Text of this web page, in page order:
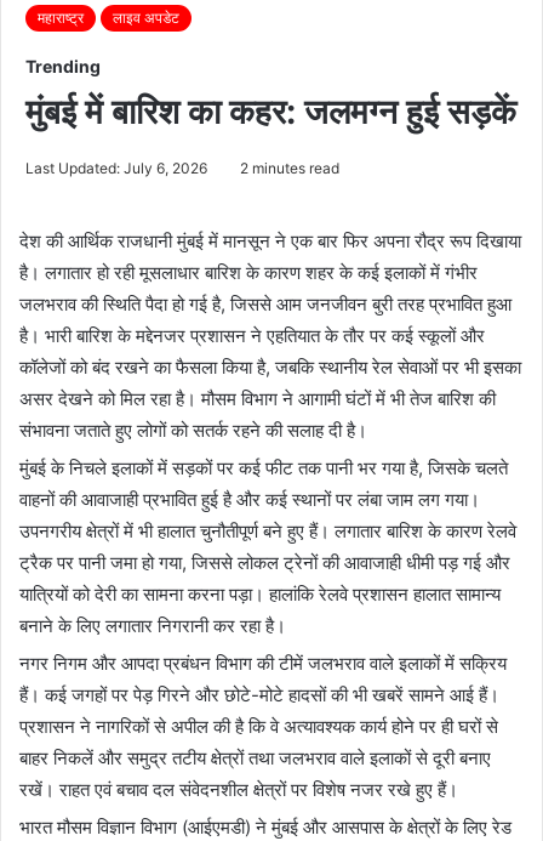
महाराष्ट्र लाइव अपडेट
Trending
मुंबई में बारिश का कहर: जलमग्न हुई सड़कें
Last Updated: July 6, 2026 2 minutes read
देश की आर्थिक राजधानी मुंबई में मानसून ने एक बार फिर अपना रौद्र रूप दिखाया
है। लगातार हो रही मूसलाधार बारिश के कारण शहर के कई इलाकों में गंभीर
जलभराव की स्थिति पैदा हो गई है, जिससे आम जनजीवन बुरी तरह प्रभावित हुआ
है। भारी बारिश के मद्देनजर प्रशासन ने एहतियात के तौर पर कई स्कूलों और
कॉलेजों को बंद रखने का फैसला किया है, जबकि स्थानीय रेल सेवाओं पर भी इसका
असर देखने को मिल रहा है। मौसम विभाग ने आगामी घंटों में भी तेज बारिश की
संभावना जताते हुए लोगों को सतर्क रहने की सलाह दी है।
मुंबई के निचले इलाकों में सड़कों पर कई फीट तक पानी भर गया है, जिसके चलते
वाहनों की आवाजाही प्रभावित हुई है और कई स्थानों पर लंबा जाम लग गया।
उपनगरीय क्षेत्रों में भी हालात चुनौतीपूर्ण बने हुए हैं। लगातार बारिश के कारण रेलवे
ट्रैक पर पानी जमा हो गया, जिससे लोकल ट्रेनों की आवाजाही धीमी पड़ गई और
यात्रियों को देरी का सामना करना पड़ा। हालांकि रेलवे प्रशासन हालात सामान्य
बनाने के लिए लगातार निगरानी कर रहा है।
नगर निगम और आपदा प्रबंधन विभाग की टीमें जलभराव वाले इलाकों में सक्रिय
हैं। कई जगहों पर पेड़ गिरने और छोटे-मोटे हादसों की भी खबरें सामने आई हैं।
प्रशासन ने नागरिकों से अपील की है कि वे अत्यावश्यक कार्य होने पर ही घरों से
बाहर निकलें और समुद्र तटीय क्षेत्रों तथा जलभराव वाले इलाकों से दूरी बनाए
रखें। राहत एवं बचाव दल संवेदनशील क्षेत्रों पर विशेष नजर रखे हुए हैं।
भारत मौसम विज्ञान विभाग (आईएमडी) ने मुंबई और आसपास के क्षेत्रों के लिए रेड